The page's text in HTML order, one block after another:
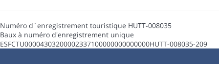
Numéro d´enregistrement touristique HUTT-008035
Baux à numéro d'enregistrement unique
ESFCTU00004303200002337100000000000000HUTT-008035-209